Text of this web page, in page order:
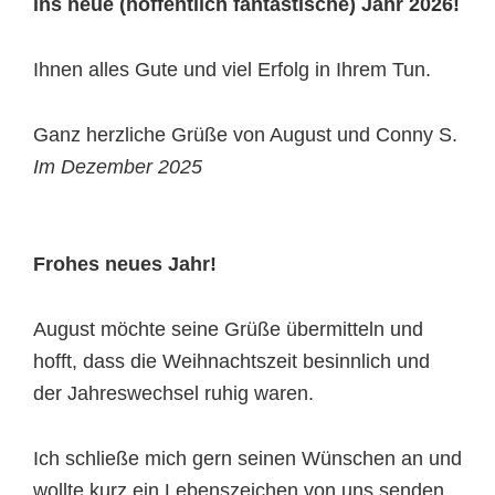
ins neue (hoffentlich fantastische) Jahr 2026!
Ihnen alles Gute und viel Erfolg in Ihrem Tun.
Ganz herzliche Grüße von August und Conny S.
Im Dezember 2025
Frohes neues Jahr!
August möchte seine Grüße übermitteln und
hofft, dass die Weihnachtszeit besinnlich und
der Jahreswechsel ruhig waren.
Ich schließe mich gern seinen Wünschen an und
wollte kurz ein Lebenszeichen von uns senden.